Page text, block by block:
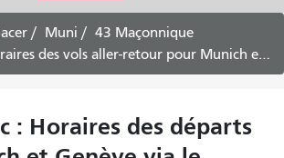
veux
voyager
Muni
43 Maçonnique
aller-retour pour Munich et Genève via le Presidio - 31 juillet 2026
: Horaires des départs